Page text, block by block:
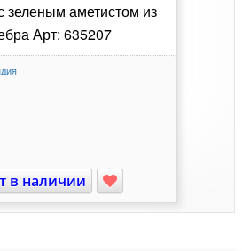
зеленым аметистом из
Арт: 635207
в наличии